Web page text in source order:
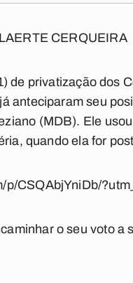
LAERTE CERQUEIRA
de privatização dos
anteciparam seu
(MDB). Ele
quando ela for
p/CSQAbjYniDb/
o seu voto